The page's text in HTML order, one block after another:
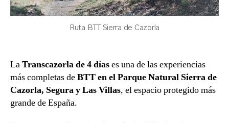
Ruta BTT Sierra de Cazorla
LaTranscazorla de 4 díases una de las experiencias
más completas deBTT en el Parque Natural Sierra de
Cazorla, Segura y Las Villas, el espacio protegido más
grande de España.